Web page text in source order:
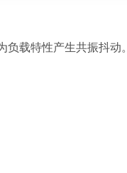
负载特性产生共振抖动